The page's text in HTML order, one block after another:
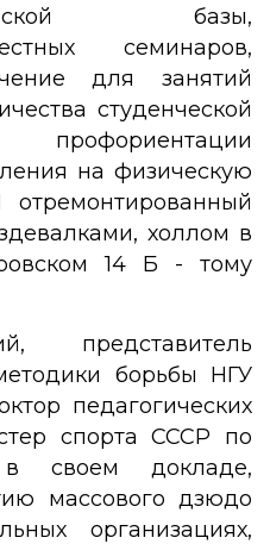
базы,
семинаров,
для занятий
студенческой
на физическую
холлом в
14 Б - тому
представитель
борьбы НГУ
педагогических
спорта СССР по
своем докладе,
массового дзюдо
организациях,